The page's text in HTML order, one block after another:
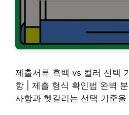
제출서류 흑백 vs 컬러 선택
항 | 제출 형식 확인법 완벽
사항과 헷갈리는 선택 기준